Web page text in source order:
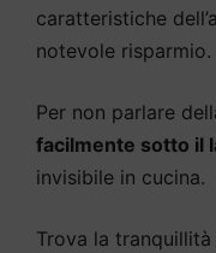
caratteristiche
notevole risparmio.
Per non parlare
facilmente sotto il
invisibile in cucina.
Trova la tranquillità